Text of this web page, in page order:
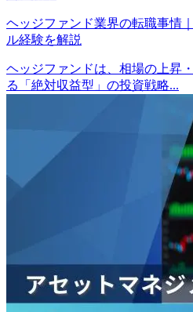
ヘッジファンド業界の転職事情
ル経験を解説
ヘッジファンドは、相場の上昇
る「絶対収益型」の投資戦略...